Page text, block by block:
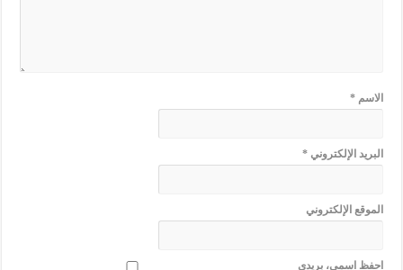
*
الإلكتروني*
الإلكتروني
اسمي، بريدي